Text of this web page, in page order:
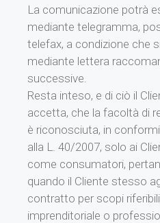
La comunicazione potrà
mediante telegramma,
telefax, a condizione che
mediante lettera
successive.
Resta inteso, e di ciò il
accetta, che la facoltà di
è riconosciuta, in
alla L. 40/2007, solo ai
come consumatori,
quando il Cliente stesso
contratto per scopi riferibili
imprenditoriale o